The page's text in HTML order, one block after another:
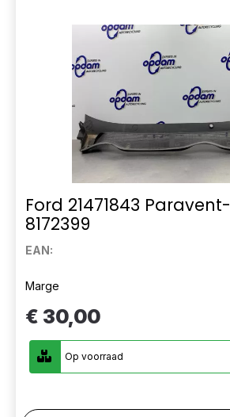
Ford 21471843 Paravent-
8172399
EAN:
Marge
€ 30,00
Op voorraad